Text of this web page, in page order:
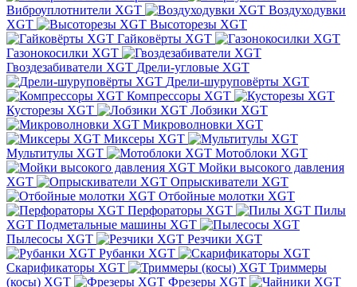
Виброуплотнители XGT
Воздуходувки
XGT
Высоторезы XGT
Гайковёрты XGT
Газонокосилки XGT
Гвоздезабиватели XGT Дрели-угловые XGT
Дрели-шуруповёрты XGT
Компрессоры XGT
Кусторезы XGT
Лобзики XGT
Микроволновки XGT
Миксеры XGT
Мультитулы XGT
Мотоблоки XGT
Мойки высокого давления
XGT
Опрыскиватели XGT
Отбойные молотки XGT
Перфораторы XGT
Пилы
XGT Подметальные машины XGT
Пылесосы XGT
Резчики XGT
Рубанки XGT
Скарификаторы XGT
Триммеры
(косы) XGT
Фрезеры XGT